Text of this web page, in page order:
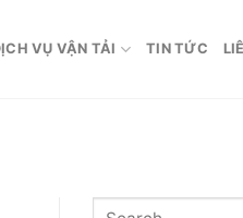
VỤ VẬN TẢI TIN TỨC